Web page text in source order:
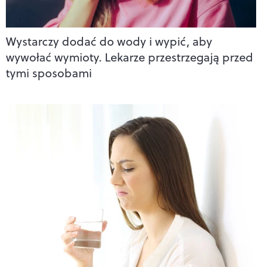
Wystarczy dodać do wody i wypić, aby
wywołać wymioty. Lekarze przestrzegają przed
tymi sposobami